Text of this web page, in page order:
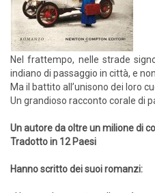
Nel frattempo, nelle strade
indiano di passaggio in città, e
Ma il battito all’unisono dei loro
Un grandioso racconto corale di
Un autore da oltre un milione di
Tradotto in 12 Paesi
Hanno scritto dei suoi romanzi: